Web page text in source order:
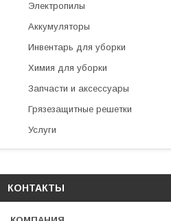
Электропилы
Аккумуляторы
Инвентарь для уборки
Химия для уборки
Запчасти и аксессуары
Грязезащитные решетки
Услуги
КОНТАКТЫ